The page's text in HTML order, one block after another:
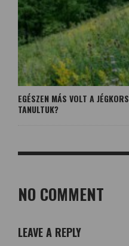
EGÉSZEN MÁS VOLT A
TANULTUK?
NO COMMENT
LEAVE A REPLY